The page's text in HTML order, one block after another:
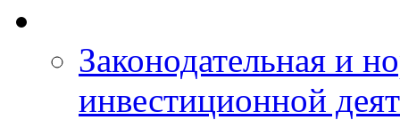
Законодательная и
инвестиционной